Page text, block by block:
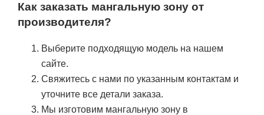
Как заказать мангальную зону от
производителя?
Выберите подходящую модель на нашем
сайте.
Свяжитесь с нами по указанным контактам и
уточните все детали заказа.
Мы изготовим мангальную зону в